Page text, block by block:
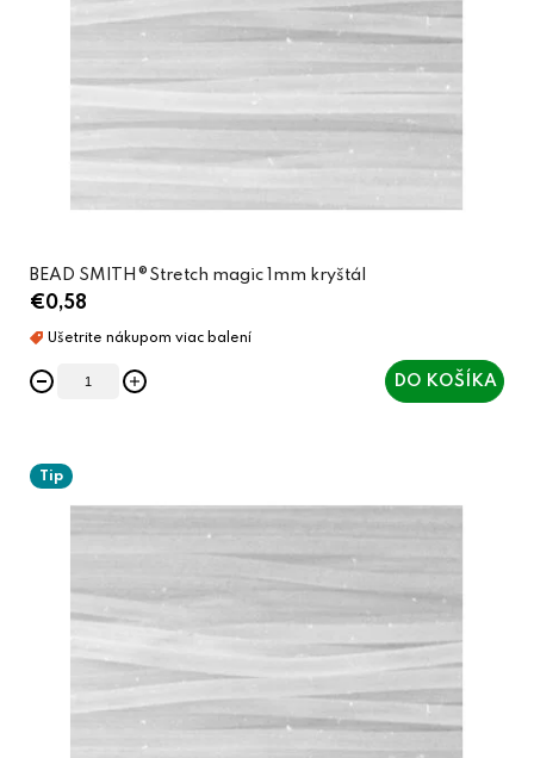
BEAD SMITH®Stretch magic 1mm kryštál
€0,58
DO KOŠÍKA
Tip